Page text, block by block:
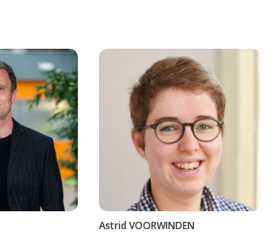
Astrid VOORWINDEN